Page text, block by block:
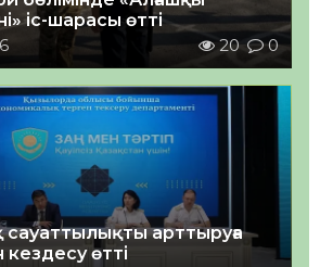
іс-шарасы өтті
20 0
арттыруға
кездесу өтті